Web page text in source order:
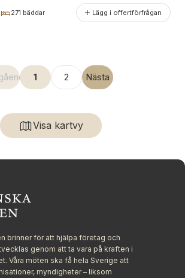
271 bäddar Lägg i offertförfrågan
1 2 Nästa
Visa kartvy
brinner för att hjälpa företag och
genom att ta vara på kraften i
Våra möten ska få hela Sverige att
myndigheter – liksom